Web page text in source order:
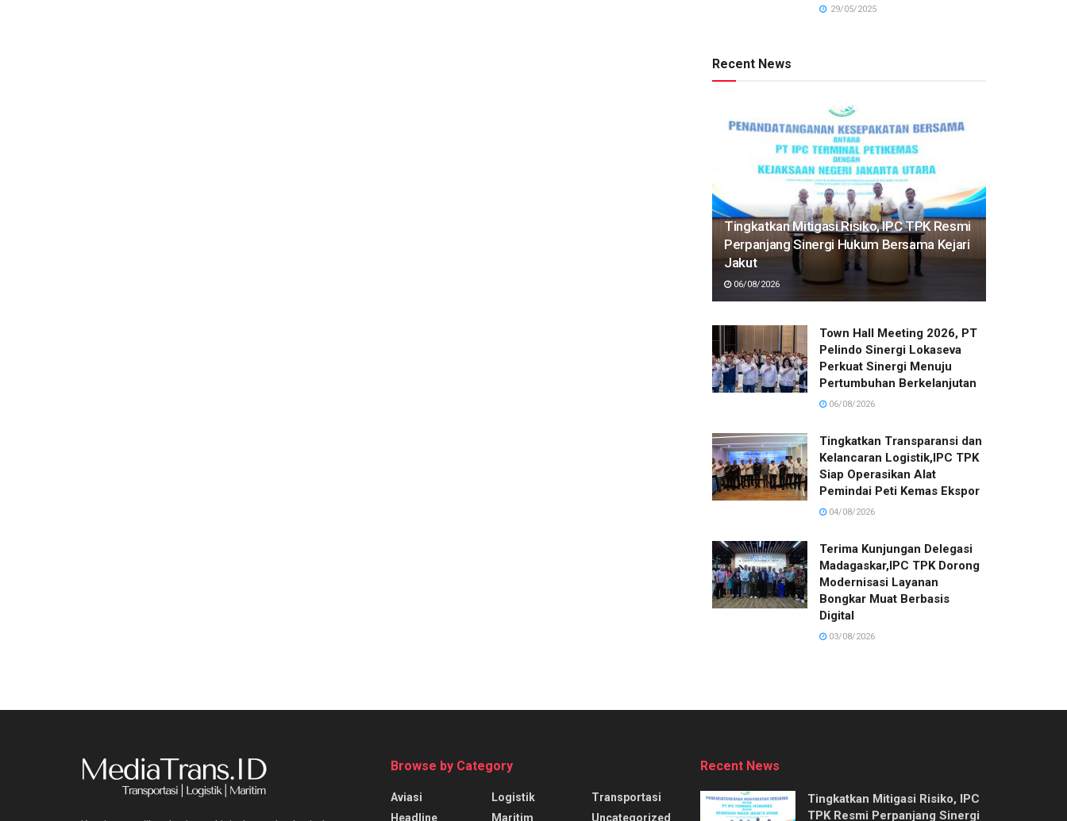
29/05/2025
Recent News
Tingkatkan Mitigasi Risiko, IPC TPK Resmi
Perpanjang Sinergi Hukum Bersama Kejari
Jakut
06/08/2026
Town Hall Meeting 2026, PT
Pelindo Sinergi Lokaseva
Perkuat Sinergi Menuju
Pertumbuhan Berkelanjutan
06/08/2026
Tingkatkan Transparansi dan
Kelancaran Logistik,IPC TPK
Siap Operasikan Alat
Pemindai Peti Kemas Ekspor
04/08/2026
Terima Kunjungan Delegasi
Madagaskar,IPC TPK Dorong
Modernisasi Layanan
Bongkar Muat Berbasis
Digital
03/08/2026
Browse by Category
Aviasi
Headline
Logistik
Maritim
Transportasi
Uncategorized
Recent News
Tingkatkan Mitigasi Risiko, IPC
TPK Resmi Perpanjang Sinergi